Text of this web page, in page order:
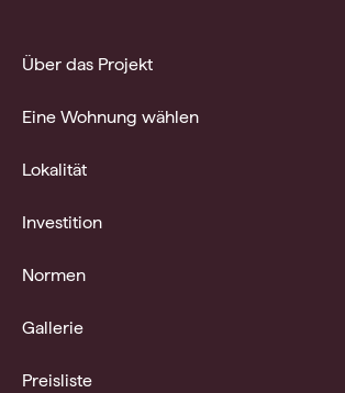
Über das Projekt
Eine Wohnung wählen
Lokalität
Investition
Normen
Gallerie
Preisliste